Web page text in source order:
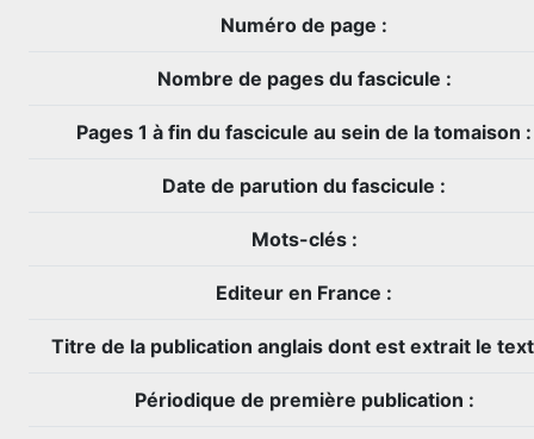
Numéro de page :
Nombre de pages du fascicule :
Pages 1 à fin du fascicule au sein de la tomaison :
Date de parution du fascicule :
Mots-clés :
Editeur en France :
Titre de la publication anglais dont est extrait le
Périodique de première publication :